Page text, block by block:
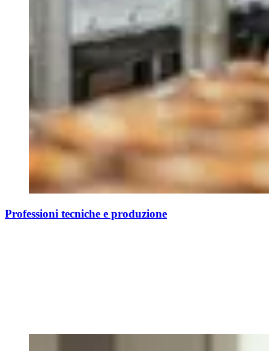
Professioni tecniche e produzione